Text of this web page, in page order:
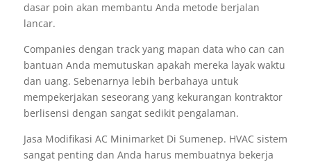
dasar poin akan membantu Anda metode berjalan
lancar.
Companies dengan track yang mapan data who can can
bantuan Anda memutuskan apakah mereka layak waktu
dan uang. Sebenarnya lebih berbahaya untuk
mempekerjakan seseorang yang kekurangan kontraktor
berlisensi dengan sangat sedikit pengalaman.
Jasa Modifikasi AC Minimarket Di Sumenep. HVAC sistem
sangat penting dan Anda harus membuatnya bekerja